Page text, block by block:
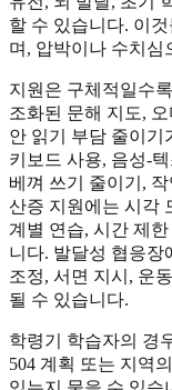
할 수 있습니다. 이
며, 압박이나 수치심
지원은 구체적일수
조화된 문해 지도,
안 읽기 부담 줄이기
키보드 사용, 음성-
베껴 쓰기 줄이기,
산증 지원에는 시각
계별 연습, 시간 제
니다. 발달성 협응장
조정, 서면 지시, 운
될 수 있습니다.
학령기 학습자의 경
504 계획 또는 지역